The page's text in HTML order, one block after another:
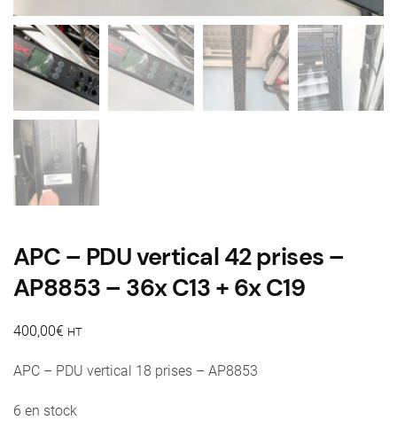
APC – PDU vertical 42 prises –
AP8853 – 36x C13 + 6x C19
400,00€ HT
APC – PDU vertical 18 prises – AP8853
6 en stock